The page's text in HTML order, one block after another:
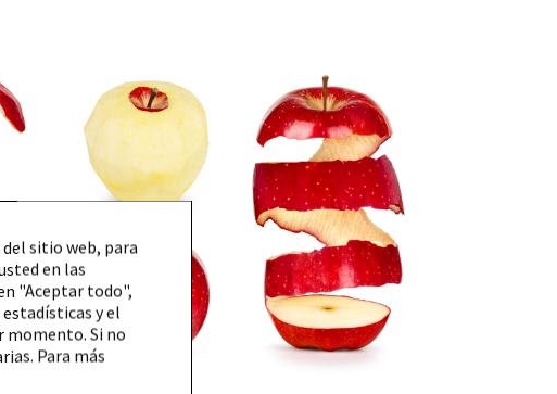
sitio web, para
en las
"Aceptar todo",
y el
momento. Si no
Para más